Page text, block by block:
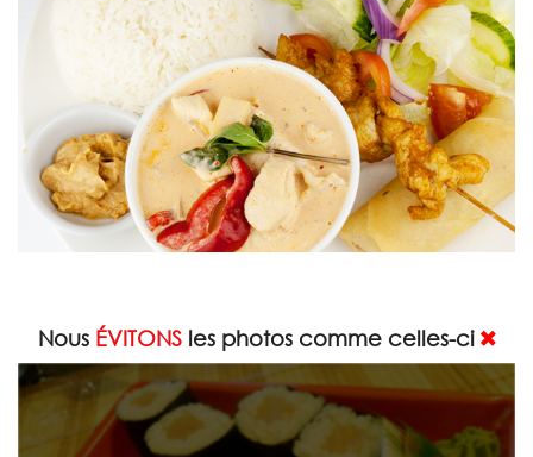
Nous ÉVITONSles photos comme celles-ci